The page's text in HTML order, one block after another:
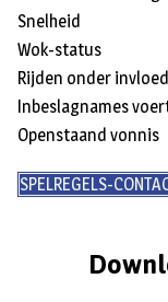
Snelheid
Wok-status
Rijden onder invloed
Inbeslagnames
Openstaand vonnis
SPELREGELS-